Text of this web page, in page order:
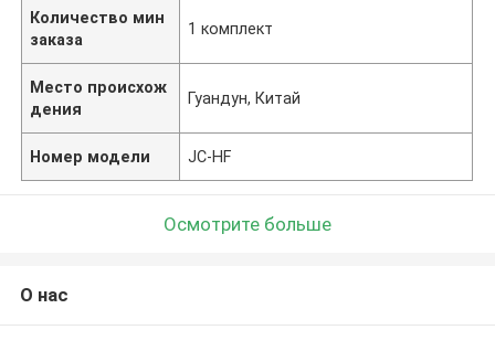
Количество мин
заказа
1 комплект
Место происхож
дения
Гуандун, Китай
Номер модели JC-HF
Осмотрите больше
О нас